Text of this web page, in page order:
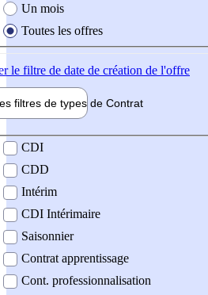
Un mois
Toutes les offres
le filtre de date de création de l'offre
filtres de types de Contrat
contrat
CDI
CDD
Intérim
CDI Intérimaire
Saisonnier
Contrat apprentissage
Cont. professionnalisation